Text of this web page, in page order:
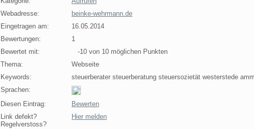
Webadresse:
beinke-wehrmann.de
Eingetragen am:
16.05.2014
Bewertungen:
1
Bewertet mit:
-10 von 10 möglichen Punkten
Thema:
Webseite
Keywords:
steuerberater steuerberatung steuersozietät westerstede
Sprachen:
Diesen Eintrag:
Bewerten
Link defekt?
Regelverstoss?
Hier melden